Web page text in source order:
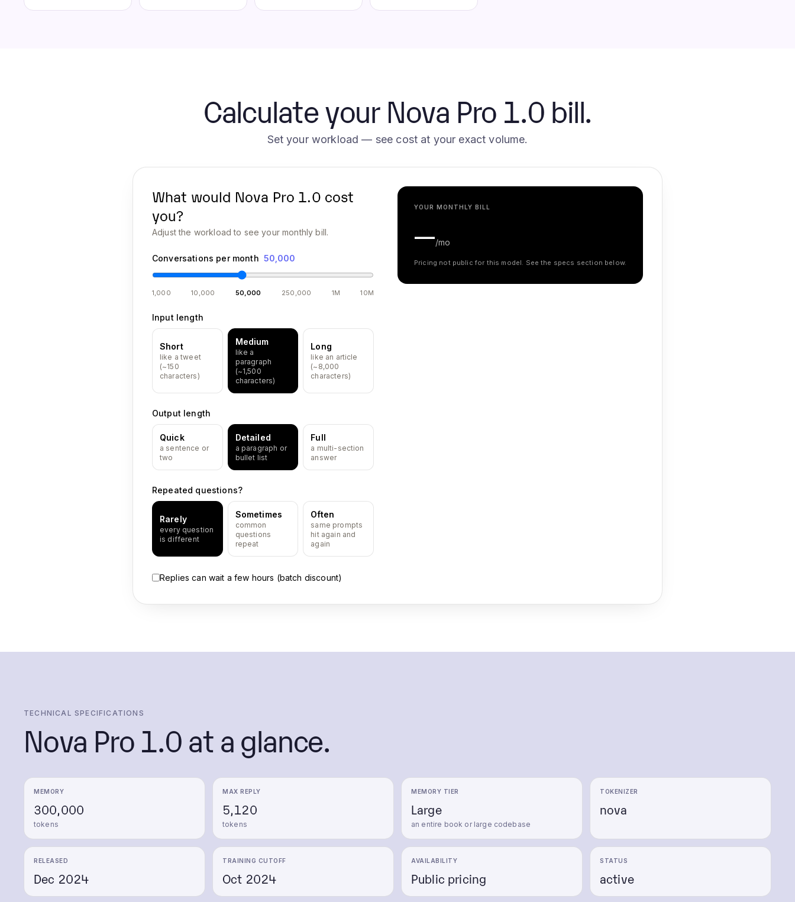
Calculate your Nova Pro 1.0 bill.
Set your workload — see cost at your exact volume.
What would Nova Pro 1.0 cost
you?
Adjust the workload to see your monthly bill.
Conversations per month 50,000
1,000 10,000 50,000 250,000 1M 10M
Input length
Short
like a tweet
(~150
characters)
Medium
like a
paragraph
(~1,500
characters)
Long
like an article
(~8,000
characters)
Output length
Quick
a sentence or
two
Detailed
a paragraph or
bullet list
Full
a multi-section
answer
Repeated questions?
Rarely
every question
is different
Sometimes
common
questions
repeat
Often
same prompts
hit again and
again
Replies can wait a few hours (batch discount)
YOUR MONTHLY BILL
—/mo
Pricing not public for this model. See the specs section below.
TECHNICAL SPECIFICATIONS
Nova Pro 1.0 at a glance.
MEMORY
300,000
tokens
MAX REPLY
5,120
tokens
MEMORY TIER
Large
an entire book or large codebase
TOKENIZER
nova
RELEASED
Dec 2024
TRAINING CUTOFF
Oct 2024
AVAILABILITY
Public pricing
STATUS
active